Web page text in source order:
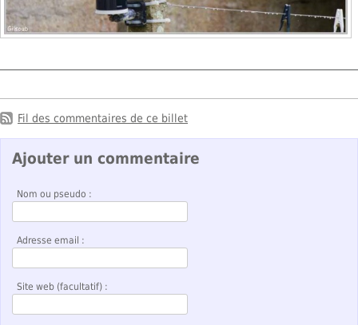
Fil des commentaires de ce billet
Ajouter un commentaire
Nom ou pseudo :
Adresse email :
Site web (facultatif) :